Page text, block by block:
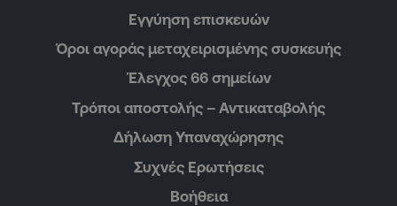
Εγγύηση επισκευών
Όροι αγοράς μεταχειρισμένης συσκευής
Έλεγχος 66 σημείων
Τρόποι αποστολής – Αντικαταβολής
Δήλωση Υπαναχώρησης
Συχνές Ερωτήσεις
Βοήθεια